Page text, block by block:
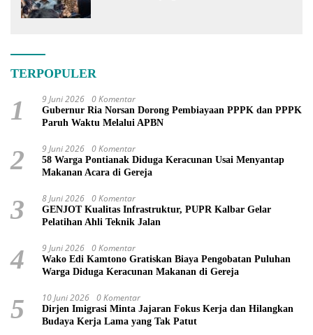
TERPOPULER
1 9 Juni 2026 0 Komentar
Gubernur Ria Norsan Dorong Pembiayaan PPPK dan PPPK
Paruh Waktu Melalui APBN
2 9 Juni 2026 0 Komentar
58 Warga Pontianak Diduga Keracunan Usai Menyantap
Makanan Acara di Gereja
3 8 Juni 2026 0 Komentar
GENJOT Kualitas Infrastruktur, PUPR Kalbar Gelar
Pelatihan Ahli Teknik Jalan
4 9 Juni 2026 0 Komentar
Wako Edi Kamtono Gratiskan Biaya Pengobatan Puluhan
Warga Diduga Keracunan Makanan di Gereja
5 10 Juni 2026 0 Komentar
Dirjen Imigrasi Minta Jajaran Fokus Kerja dan Hilangkan
Budaya Kerja Lama yang Tak Patut